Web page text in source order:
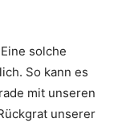
solche
So kann es
mit unseren
unserer